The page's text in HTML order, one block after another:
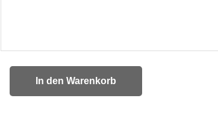
In den Warenkorb